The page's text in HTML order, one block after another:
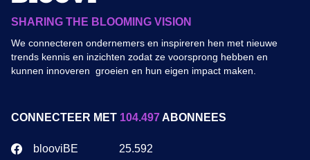
SHARING THE BLOOMING VISION
We connecteren ondernemers en inspireren hen met nieuwe
trends kennis en inzichten zodat ze voorsprong hebben en
kunnen innoveren groeien en hun eigen impact maken.
CONNECTEER MET 104.497ABONNEES
blooviBE 25.592